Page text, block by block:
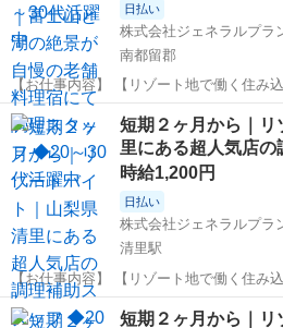
日払い
株式会社ジェネラルプラ
南都留郡
【お仕事内容】 【リゾート地で働く住み
理・調理補助） 経験やスキルに応じて、
方・焼方・揚場など）のサポートや実務を担当しま
しらえ： 地元の新鮮な野菜、川...
山梨 南都留郡 その他
短期２ヶ月から｜リ
里にある超人気店
時給1,200円
日払い
株式会社ジェネラルプラ
清里駅
【お仕事内容】 【リゾート地で働く住み込みバイト
調理補助のお仕事内容 盛り付け・仕上げ
ー」に、新鮮なサラダや名脇役のレーズ
山梨 北杜市 清里駅 その他
短期２ヶ月から｜リ